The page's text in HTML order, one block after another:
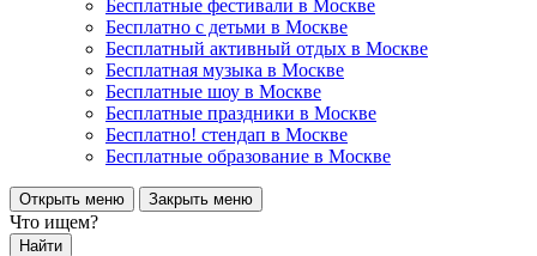
Бесплатные фестивали в Москве
Бесплатно с детьми в Москве
Бесплатный активный отдых в Москве
Бесплатная музыка в Москве
Бесплатные шоу в Москве
Бесплатные праздники в Москве
Бесплатно! стендап в Москве
Бесплатные образование в Москве
Открыть меню Закрыть меню
Что ищем?
Найти